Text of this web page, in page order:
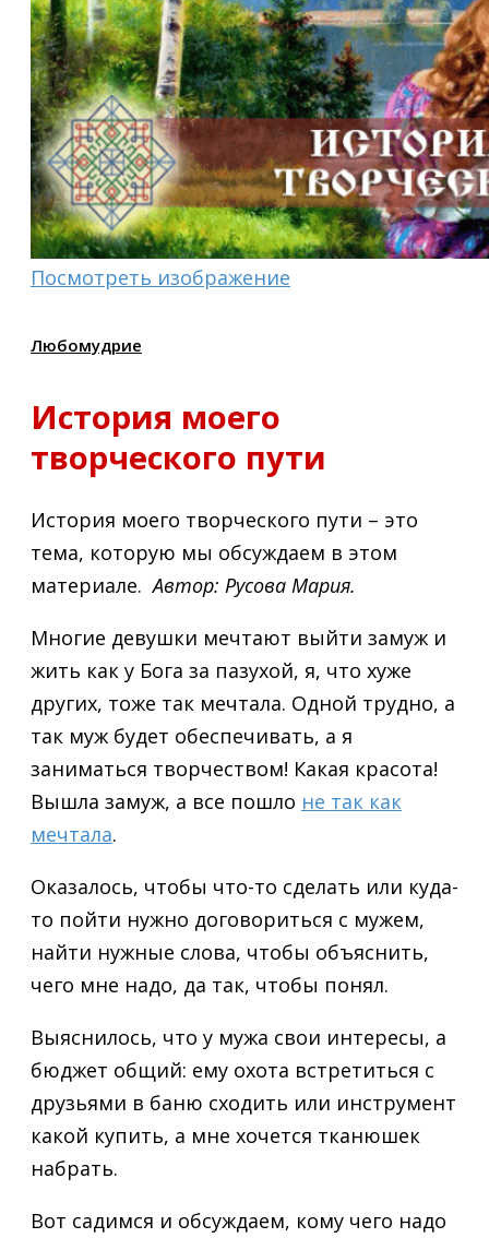
Посмотреть изображение
Любомудрие
История моего
творческого пути
История моего творческого пути – это
тема, которую мы обсуждаем в этом
материале. Автор: Русова Мария.
Многие девушки мечтают выйти замуж и
жить как у Бога за пазухой, я, что хуже
других, тоже так мечтала. Одной трудно, а
так муж будет обеспечивать, а я
заниматься творчеством! Какая красота!
Вышла замуж, а все пошло не так как
мечтала.
Оказалось, чтобы что-то сделать или куда-
то пойти нужно договориться с мужем,
найти нужные слова, чтобы объяснить,
чего мне надо, да так, чтобы понял.
Выяснилось, что у мужа свои интересы, а
бюджет общий: ему охота встретиться с
друзьями в баню сходить или инструмент
какой купить, а мне хочется тканюшек
набрать.
Вот садимся и обсуждаем, кому чего надо